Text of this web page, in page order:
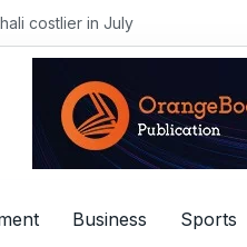
costlier in July
Business Sports